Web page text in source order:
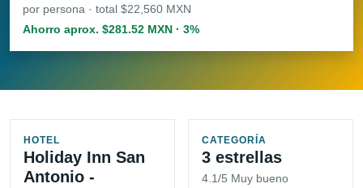
por persona · total $22,560 MXN
Ahorro aprox. $281.52 MXN · 3%
HOTEL
Holiday Inn San
Antonio -
CATEGORÍA
3 estrellas
4.1/5 Muy bueno